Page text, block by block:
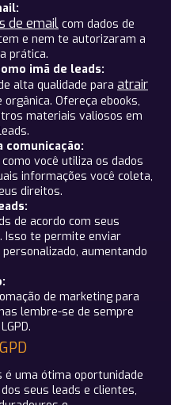
de email com dados de
e nem te autorizaram a
prática.
imã de leads:
alta qualidade para atrair
orgânica. Ofereça ebooks,
materiais valiosos em
comunicação:
você utiliza os dados
informações você coleta,
direitos.
de acordo com seus
Isso te permite enviar
aumentando
de marketing para
lembre-se de sempre
é uma ótima oportunidade
seus leads e clientes,